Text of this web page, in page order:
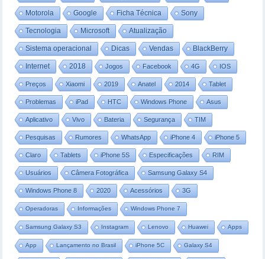
Motorola Google Ficha Técnica Sony
Tecnologia Microsoft Atualização
Sistema operacional Dicas Vendas BlackBerry
Internet 2018 Jogos Facebook 4G IOS
Preços Xiaomi 2019 Anatel 2014 Tablet
Problemas iPad HTC Windows Phone Asus
Aplicativo Vivo Bateria Segurança TIM
Pesquisas Rumores WhatsApp iPhone 4 iPhone 5
Claro Tablets iPhone 5S Especificações RIM
Usuários Câmera Fotográfica Samsung Galaxy S4
Windows Phone 8 2020 Acessórios 3G
Operadoras Informações Windows Phone 7
Samsung Galaxy S3 Instagram Lenovo Huawei Apps
App Lançamento no Brasil iPhone 5C Galaxy S4